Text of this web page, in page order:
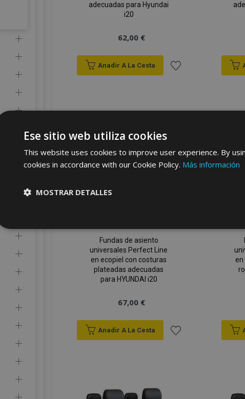
adecuadas para Hyundai
i20
62,00 €
Anadir A La Cesta
Deseos
Fundas de asiento
universales Perfect Line
en ecopiel con costuras
plateadas adecuadas
para HYUNDAI i20
67,00 €
Anadir A La Cesta
Ese sitio web utiliza cookies
This website uses cookies to improve user experience. By
cookies in accordance with our Cookie Policy. Más información
MOSTRAR DETALLES
estrictamente
rendimiento
Cookies de funcionalidad
Adobe Inc.